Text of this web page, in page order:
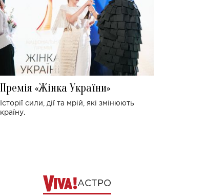
Премія «Жінка України»
Історії сили, дії та мрій, які змінюють
країну.
АСТРО